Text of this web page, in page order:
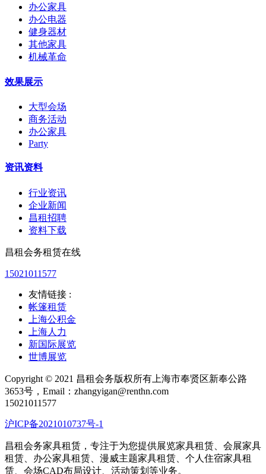
办公家具
办公电器
健身器材
其他家具
机械革命
效果展示
大型会场
商务活动
办公家具
Party
资讯资料
行业资讯
企业新闻
昌租招聘
资料下载
昌租会务租赁在线
15021011577
友情链接 :
帐篷租赁
上海公积金
上海人力
新国际展览
世博展览
Copyright © 2021 昌租会务版权所有上海市奉贤区新奉公路
3653号，Email：zhangyigan@renthn.com
15021011577
沪ICP备2021010737号-1
昌租会务家具租赁，专注于为您提供展览家具租赁、会展家具
租赁、办公家具租赁、漫威主题家具租赁、个人住宿家具租
赁、会场CAD布局设计、活动策划等业务。